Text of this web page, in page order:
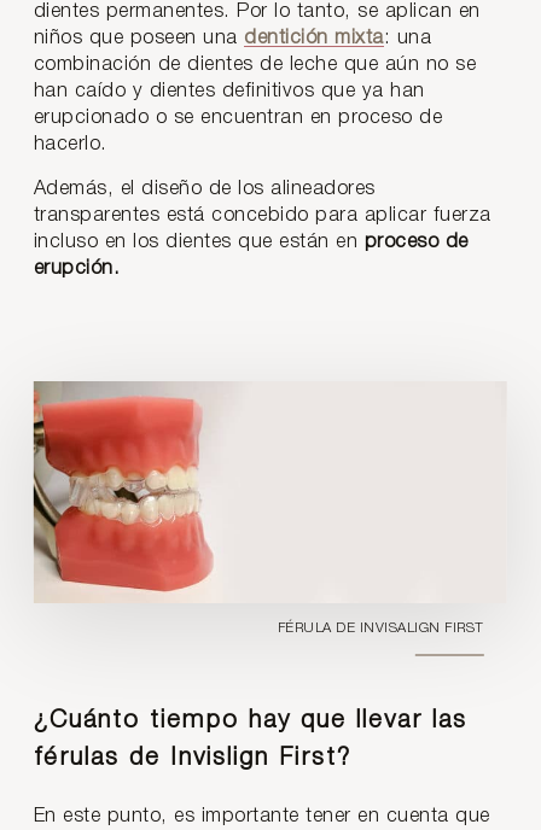
dientes permanentes. Por lo tanto, se aplican en
niños que poseen una dentición mixta: una
combinación de dientes de leche que aún no se
han caído y dientes definitivos que ya han
erupcionado o se encuentran en proceso de
hacerlo.
Además, el diseño de los alineadores
transparentes está concebido para aplicar fuerza
incluso en los dientes que están en proceso de
erupción.
FÉRULA DE INVISALIGN FIRST
¿Cuánto tiempo hay que llevar las
férulas de Invislign First?
En este punto, es importante tener en cuenta que